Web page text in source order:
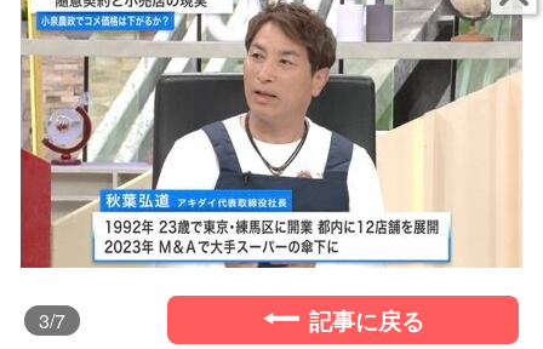
3/7 記事に戻る